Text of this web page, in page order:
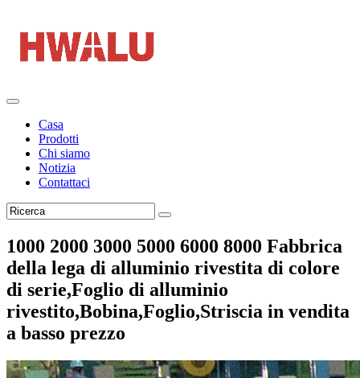
Casa
Prodotti
Chi siamo
Notizia
Contattaci
1000 2000 3000 5000 6000 8000 Fabbrica
della lega di alluminio rivestita di colore
di serie,Foglio di alluminio
rivestito,Bobina,Foglio,Striscia in vendita
a basso prezzo